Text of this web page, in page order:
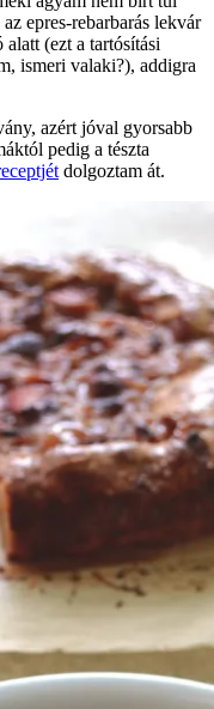
epres-rebarbarás lekvár
(ezt a tartósítási
ismeri valaki?), addigra
azért jóval gyorsabb
pedig a tészta
dolgoztam át.